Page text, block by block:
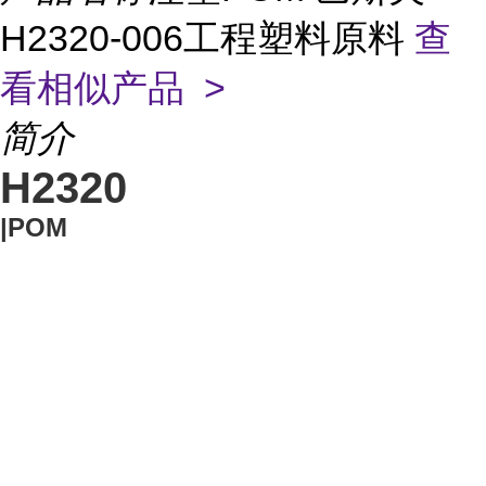
H2320-006工程塑料原料 查
看相似产品 >
简介
H2320
|POM